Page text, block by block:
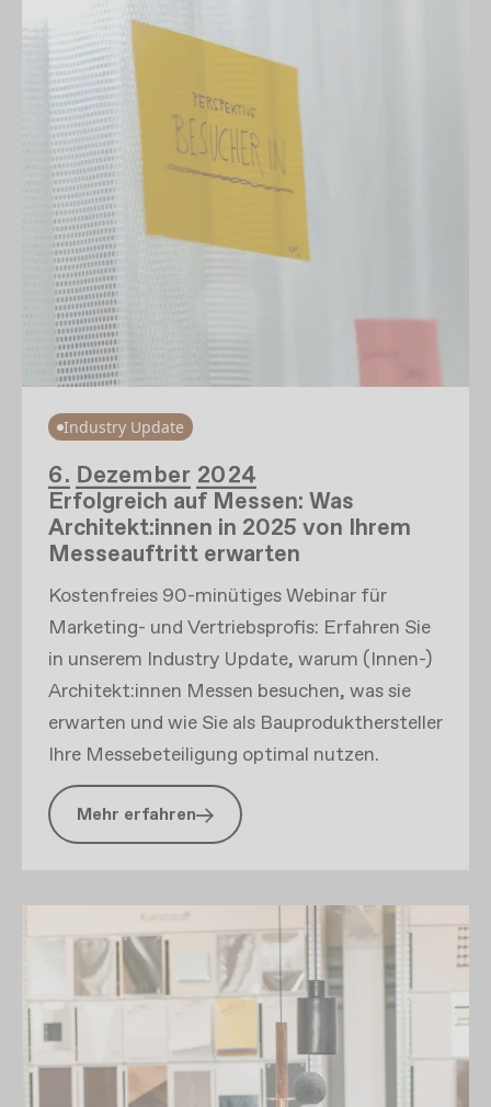
Industry Update
6. Dezember 2024
Erfolgreich auf Messen: Was
Architekt:innen in 2025 von Ihrem
Messeauftritt erwarten
Kostenfreies 90-minütiges Webinar für
Marketing- und Vertriebsprofis: Erfahren Sie
in unserem Industry Update, warum (Innen-)
Architekt:innen Messen besuchen, was sie
erwarten und wie Sie als Bauprodukthersteller
Ihre Messebeteiligung optimal nutzen.
Mehr erfahren